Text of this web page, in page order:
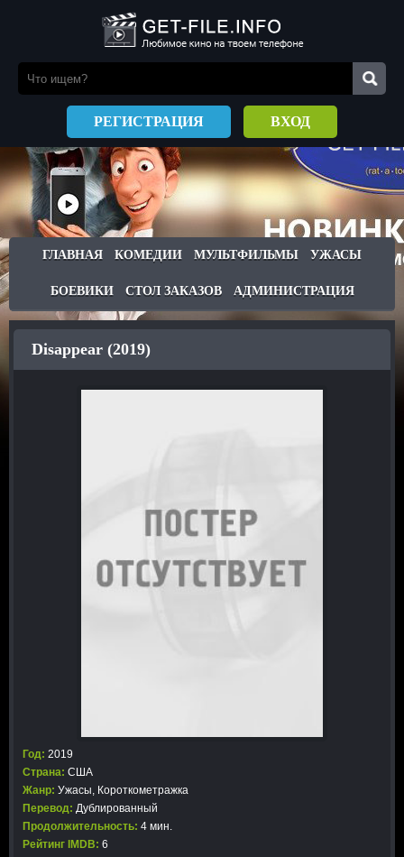
РЕГИСТРАЦИЯ ВХОД
ГЛАВНАЯ КОМЕДИИ МУЛЬТФИЛЬМЫ УЖАСЫ
БОЕВИКИ СТОЛ ЗАКАЗОВ АДМИНИСТРАЦИЯ
Disappear (2019)
Год: 2019
Страна: США
Жанр: Ужасы, Короткометражка
Перевод: Дублированный
Продолжительность: 4 мин.
Рейтинг IMDB: 6